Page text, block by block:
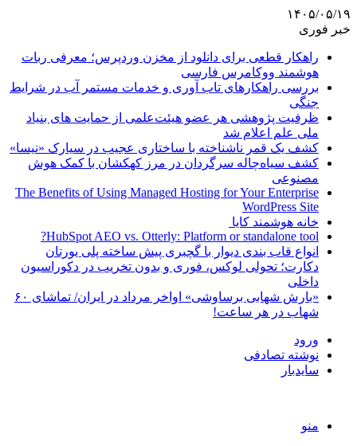
۱۴۰۵/۰۵/۱۹
خبر فوری
راهکار قطعی برای دانلود از مخزن وردپرس؛ معرفی ربات
هوشمند ووکامرس فارسی
بررسی راهکارهای تاب آوری و خدمات مستمر آب در شرایط
جنگی
ظرفیت پژوهشی هر عضو هیئت‌علمی از حمایت های بنیاد
ملی علم اعلام شد
کشف یک قمر ناشناخته با ساختاری عجیب در سیارک «نیسا»
کشف سیاه‌چاله سرگردان در مرز کهکشان با کمک هوش
مصنوعی
The Benefits of Using Managed Hosting for Your Enterprise
WordPress Site
خانه هوشمند کایا
HubSpot AEO vs. Otterly: Platform or standalone tool?
انواع قاب بندی دیوار با گچبری پیش ساخته پلی یورتان
دکارت؛ تحولی لوکس، فوری و بدون تخریب در دکوراسیون
داخلی
«بارش شهابی برساوشی» اواخر مرداد در ایران/ تماشای ۶۰
شهاب در هر ساعت!
ورود
نوشته تصادفی
سایدبار
منو